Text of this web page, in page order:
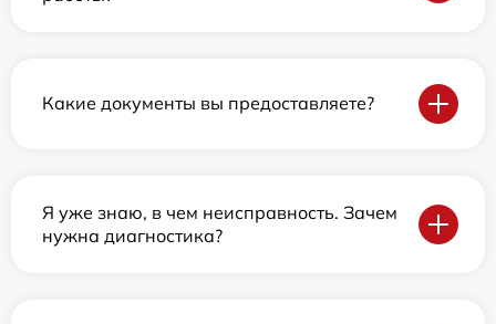
Какие документы вы предоставляете?
Я уже знаю, в чем неисправность. Зачем
нужна диагностика?